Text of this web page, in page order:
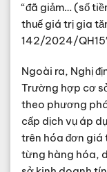
“đã giảm… (số
thuế giá trị gia
142/2024/
Ngoài ra, Nghị
Trường hợp cơ
theo phương
cấp dịch vụ áp
trên hóa đơn giá
từng hàng hóa,